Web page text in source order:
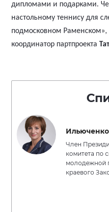
дипломами и подарками.
настольному теннису для
подмосковном Раменском»,
координатор партпроекта
Ильюченко
Член
комитета по
молодежной
краевого